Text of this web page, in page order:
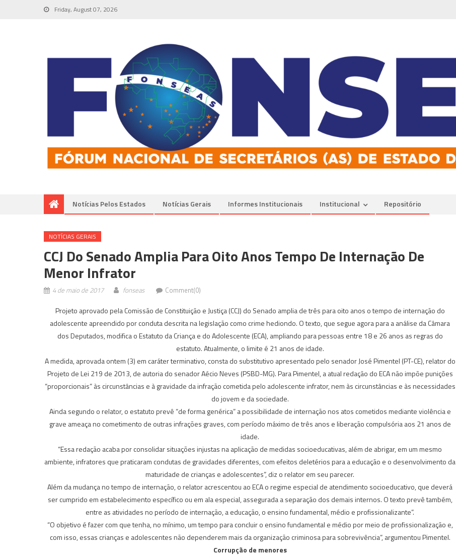
Friday, August 07, 2026
Notícias Pelos Estados Notí­cias Gerais Informes Institucionais Institucional Repositório
NOTÍ­CIAS GERAIS
CCJ Do Senado Amplia Para Oito Anos Tempo De Internação De
Menor Infrator
4 de maio de 2017 fonseas Comment(0)
Projeto aprovado pela Comissão de Constituição e Justiça (CCJ) do Senado amplia de três para oito anos o tempo de internação do
adolescente apreendido por conduta descrita na legislação como crime hediondo. O texto, que segue agora para a análise da Câmara
dos Deputados, modifica o Estatuto da Criança e do Adolescente (ECA), ampliando para pessoas entre 18 e 26 anos as regras do
estatuto. Atualmente, o limite é 21 anos de idade.
A medida, aprovada ontem (3) em caráter terminativo, consta do substitutivo apresentado pelo senador José Pimentel (PT-CE), relator do
Projeto de Lei 219 de 2013, de autoria do senador Aécio Neves (PSBD-MG). Para Pimentel, a atual redação do ECA não impõe punições
“proporcionais” às circunstâncias e à gravidade da infração cometida pelo adolescente infrator, nem às circunstâncias e às necessidades
do jovem e da sociedade.
Ainda segundo o relator, o estatuto prevê “de forma genérica” a possibilidade de internação nos atos cometidos mediante violência e
grave ameaça no cometimento de outras infrações graves, com período máximo de três anos e liberação compulsória aos 21 anos de
idade.
“Essa redação acaba por consolidar situações injustas na aplicação de medidas socioeducativas, além de abrigar, em um mesmo
ambiente, infratores que praticaram condutas de gravidades diferentes, com efeitos deletérios para a educação e o desenvolvimento da
maturidade de crianças e adolescentes”, diz o relator em seu parecer.
Além da mudança no tempo de internação, o relator acrescentou ao ECA o regime especial de atendimento socioeducativo, que deverá
ser cumprido em estabelecimento específico ou em ala especial, assegurada a separação dos demais internos. O texto prevê também,
entre as atividades no período de internação, a educação, o ensino fundamental, médio e profissionalizante”.
“O objetivo é fazer com que tenha, no mínimo, um tempo para concluir o ensino fundamental e médio por meio de profissionalização e,
com isso, essas crianças e adolescentes não dependerem mais da organização criminosa para sobrevivência”, argumentou Pimentel.
Corrupção de menores